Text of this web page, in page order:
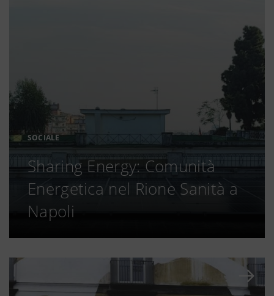
SOCIALE
Sharing Energy: Comunità
Energetica nel Rione Sanità a
Napoli